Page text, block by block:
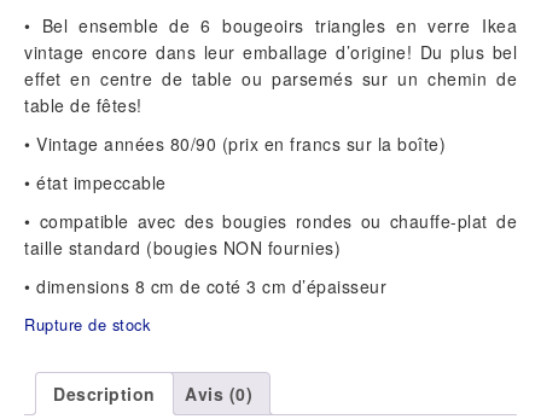
• Bel ensemble de 6 bougeoirs triangles en verre Ikea
vintage encore dans leur emballage d’origine! Du plus bel
effet en centre de table ou parsemés sur un chemin de
table de fêtes!
• Vintage années 80/90 (prix en francs sur la boîte)
• état impeccable
• compatible avec des bougies rondes ou chauffe-plat de
taille standard (bougies NON fournies)
• dimensions 8 cm de coté 3 cm d’épaisseur
Rupture de stock
Description Avis (0)